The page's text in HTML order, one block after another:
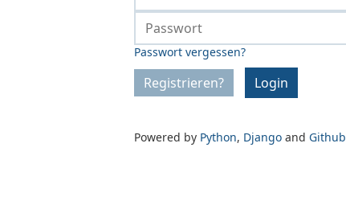
Passwort vergessen?
Registrieren? Login
Powered by Python, Django and Github